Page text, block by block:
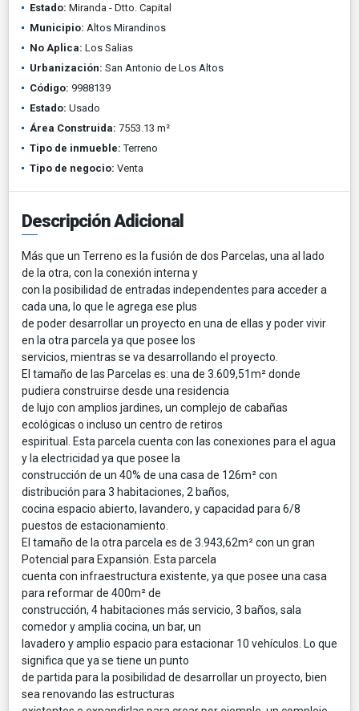
Estado: Miranda - Dtto. Capital
Municipio: Altos Mirandinos
No Aplica: Los Salias
Urbanización: San Antonio de Los Altos
Código: 9988139
Estado: Usado
Área Construida: 7553.13 m²
Tipo de inmueble: Terreno
Tipo de negocio: Venta
Descripción Adicional
Más que un Terreno es la fusión de dos Parcelas, una al lado
de la otra, con la conexión interna y
con la posibilidad de entradas independentes para acceder a
cada una, lo que le agrega ese plus
de poder desarrollar un proyecto en una de ellas y poder vivir
en la otra parcela ya que posee los
servicios, mientras se va desarrollando el proyecto.
El tamaño de las Parcelas es: una de 3.609,51m² donde
pudiera construirse desde una residencia
de lujo con amplios jardines, un complejo de cabañas
ecológicas o incluso un centro de retiros
espiritual. Esta parcela cuenta con las conexiones para el agua
y la electricidad ya que posee la
construcción de un 40% de una casa de 126m² con
distribución para 3 habitaciones, 2 baños,
cocina espacio abierto, lavandero, y capacidad para 6/8
puestos de estacionamiento.
El tamaño de la otra parcela es de 3.943,62m² con un gran
Potencial para Expansión. Esta parcela
cuenta con infraestructura existente, ya que posee una casa
para reformar de 400m² de
construcción, 4 habitaciones más servicio, 3 baños, sala
comedor y amplia cocina, un bar, un
lavadero y amplio espacio para estacionar 10 vehículos. Lo que
significa que ya se tiene un punto
de partida para la posibilidad de desarrollar un proyecto, bien
sea renovando las estructuras